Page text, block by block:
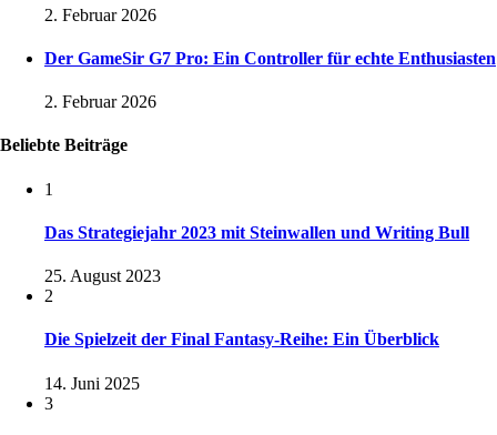
2. Februar 2026
Der GameSir G7 Pro: Ein Controller für echte Enthusiasten
2. Februar 2026
Beliebte Beiträge
1
Das Strategiejahr 2023 mit Steinwallen und Writing Bull
25. August 2023
2
Die Spielzeit der Final Fantasy-Reihe: Ein Überblick
14. Juni 2025
3